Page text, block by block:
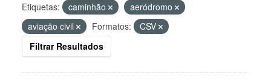
Etiquetas: caminhão
aeródromo
aviação civil
Formatos:
CSV
Filtrar Resultados